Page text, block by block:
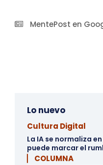
MentePost en
Lo nuevo
Cultura Digital
La IA se normaliza
puede marcar el
▏ COLUMNA